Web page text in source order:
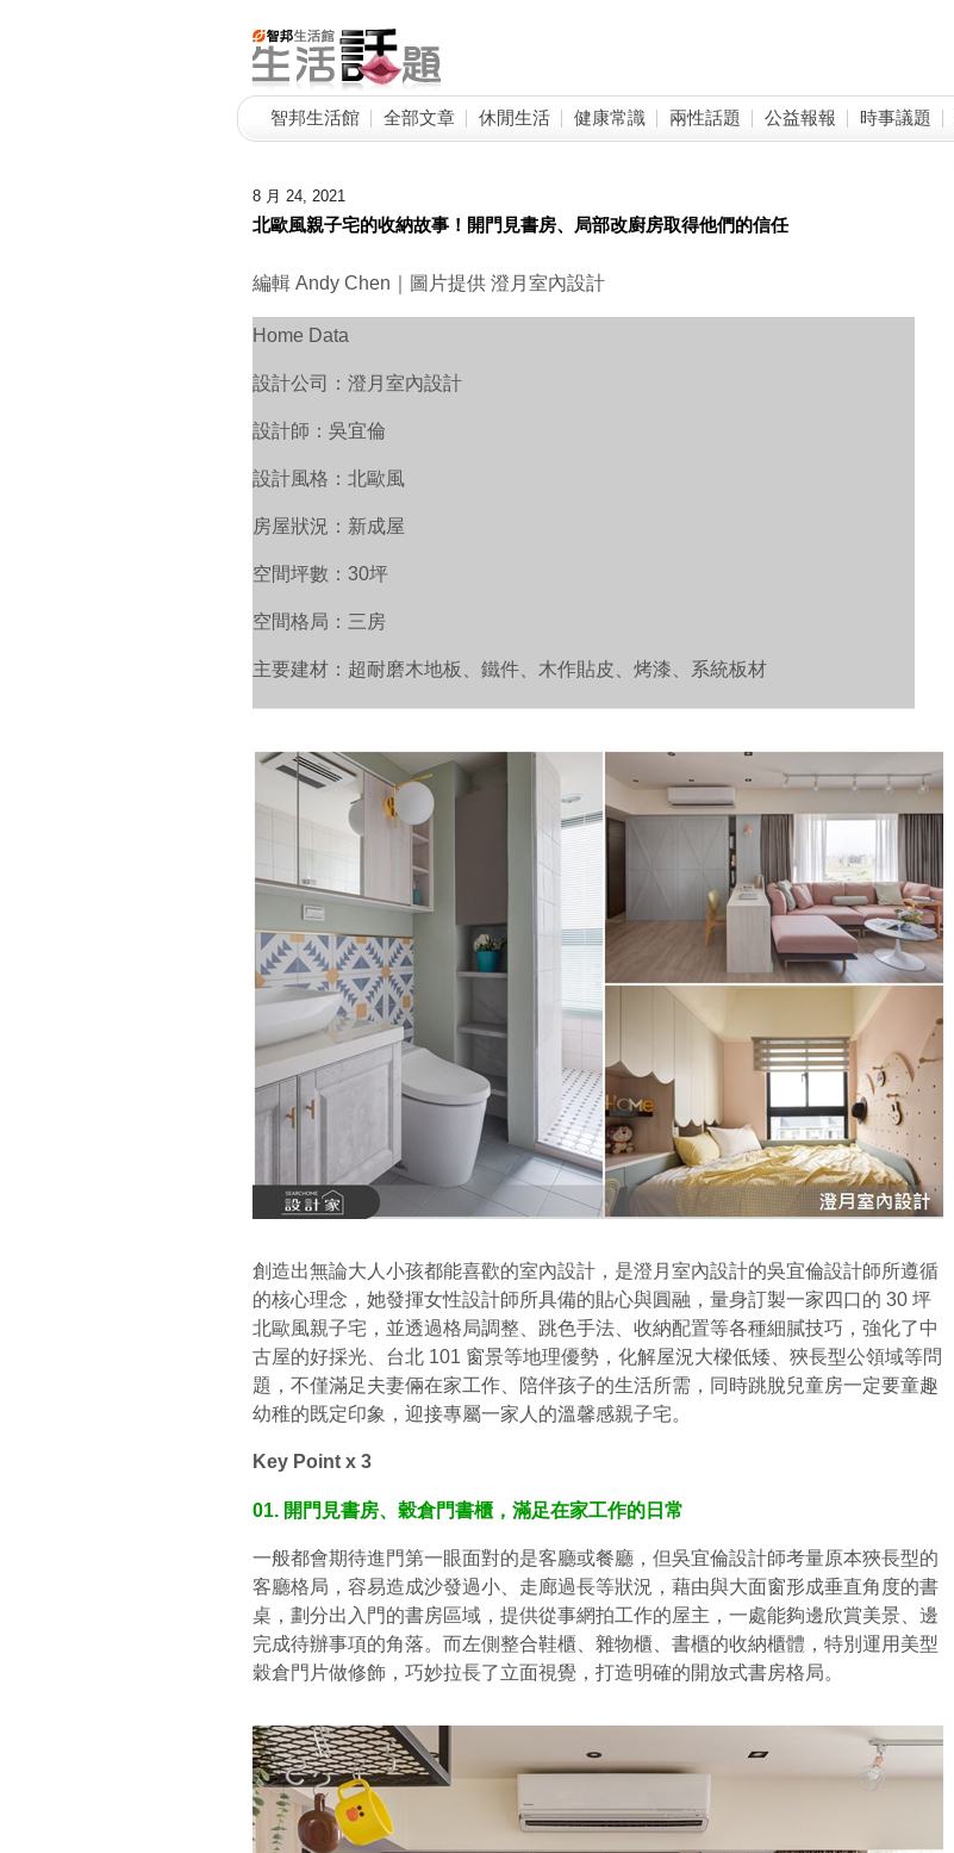
智邦生活館 全部文章 休閒生活 健康常識 兩性話題 公益報報 時事議題
8 月 24, 2021
北歐風親子宅的收納故事！開門見書房、局部改廚房取得他們的信任
編輯 Andy Chen｜圖片提供 澄月室內設計
Home Data
設計公司：澄月室內設計
設計師：吳宜倫
設計風格：北歐風
房屋狀況：新成屋
空間坪數：30坪
空間格局：三房
主要建材：超耐磨木地板、鐵件、木作貼皮、烤漆、系統板材
創造出無論大人小孩都能喜歡的室內設計，是澄月室內設計的吳宜倫設計師所遵循
的核心理念，她發揮女性設計師所具備的貼心與圓融，量身訂製一家四口的 30 坪
北歐風親子宅，並透過格局調整、跳色手法、收納配置等各種細膩技巧，強化了中
古屋的好採光、台北 101 窗景等地理優勢，化解屋況大樑低矮、狹長型公領域等問
題，不僅滿足夫妻倆在家工作、陪伴孩子的生活所需，同時跳脫兒童房一定要童趣
幼稚的既定印象，迎接專屬一家人的溫馨感親子宅。
Key Point x 3
01. 開門見書房、穀倉門書櫃，滿足在家工作的日常
一般都會期待進門第一眼面對的是客廳或餐廳，但吳宜倫設計師考量原本狹長型的
客廳格局，容易造成沙發過小、走廊過長等狀況，藉由與大面窗形成垂直角度的書
桌，劃分出入門的書房區域，提供從事網拍工作的屋主，一處能夠邊欣賞美景、邊
完成待辦事項的角落。而左側整合鞋櫃、雜物櫃、書櫃的收納櫃體，特別運用美型
穀倉門片做修飾，巧妙拉長了立面視覺，打造明確的開放式書房格局。